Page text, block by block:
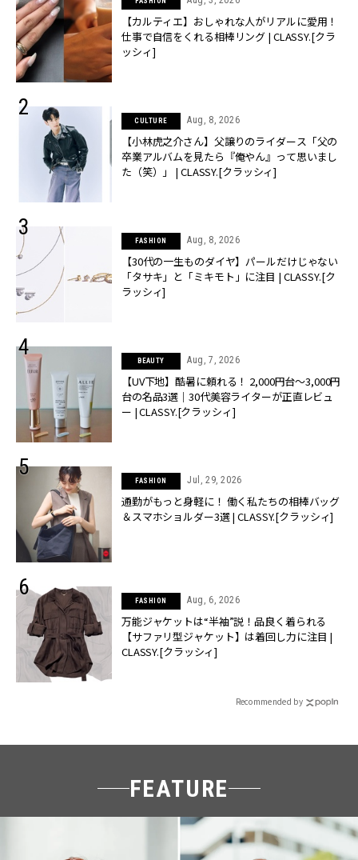
【カルティエ】おしゃれな人がリアルに愛用！
仕事で自信をくれる相棒リング | CLASSY.[クラ
ッシィ]
CULTURE Aug, 8, 2026
【小林虎之介さん】父譲りのライダース「父の
卒業アルバムを見たら『俺やん』って思いまし
た（笑）」 | CLASSY.[クラッシィ]
FASHION Aug, 8, 2026
【30代の一生ものダイヤ】パールだけじゃない
「タサキ」と「ミキモト」に注目 | CLASSY.[ク
ラッシィ]
BEAUTY Aug, 7, 2026
【UV下地】酷暑に頼れる！ 2,000円台〜3,000円
台の名品3選｜30代美容ライターが正直レビュ
ー | CLASSY.[クラッシィ]
FASHION Jul, 29, 2026
通勤がもっと身軽に！ 働く私たちの相棒バッグ
＆スマホショルダー3選 | CLASSY.[クラッシィ]
FASHION Aug, 6, 2026
万能ジャケットは“半袖”説！品良く着られる
【サファリ型ジャケット】は着回し力に注目 |
CLASSY.[クラッシィ]
Recommended by
FEATURE